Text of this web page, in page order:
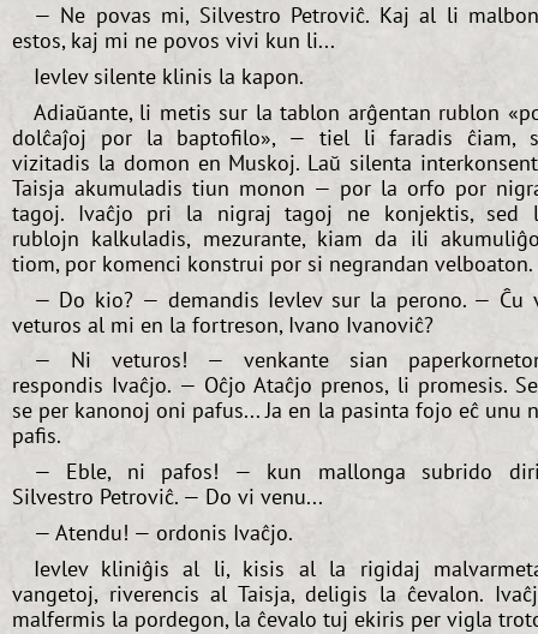
— Ne povas mi, Silvestro Petroviĉ. Kaj al li
estos, kaj mi ne povos vivi kun li...
Ievlev silente klinis la kapon.
Adiaŭante, li metis sur la tablon arĝentan rublon
dolĉaĵoj por la baptofilo», — tiel li faradis ĉiam,
vizitadis la domon en Muskoj. Laŭ silenta
Taisja akumuladis tiun monon — por la orfo por
tagoj. Ivaĉjo pri la nigraj tagoj ne konjektis, sed
rublojn kalkuladis, mezurante, kiam da ili
tiom, por komenci konstrui por si negrandan velboaton.
— Do kio? — demandis Ievlev sur la perono. — Ĉu
veturos al mi en la fortreson, Ivano Ivanoviĉ?
— Ni veturos! — venkante sian
respondis Ivaĉjo. — Oĉjo Ataĉjo prenos, li promesis.
se per kanonoj oni pafus... Ja en la pasinta fojo eĉ unu
pafis.
— Eble, ni pafos! — kun mallonga subrido
Silvestro Petroviĉ. — Do vi venu...
— Atendu! — ordonis Ivaĉjo.
Ievlev kliniĝis al li, kisis al la rigidaj
vangetoj, riverencis al Taisja, deligis la ĉevalon.
malfermis la pordegon, la ĉevalo tuj ekiris per vigla